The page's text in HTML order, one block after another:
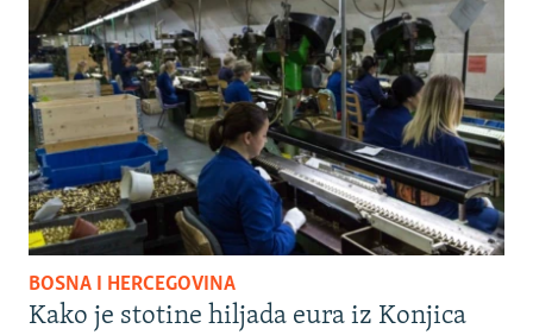
BOSNA I HERCEGOVINA
Kako je stotine hiljada eura iz Konjica